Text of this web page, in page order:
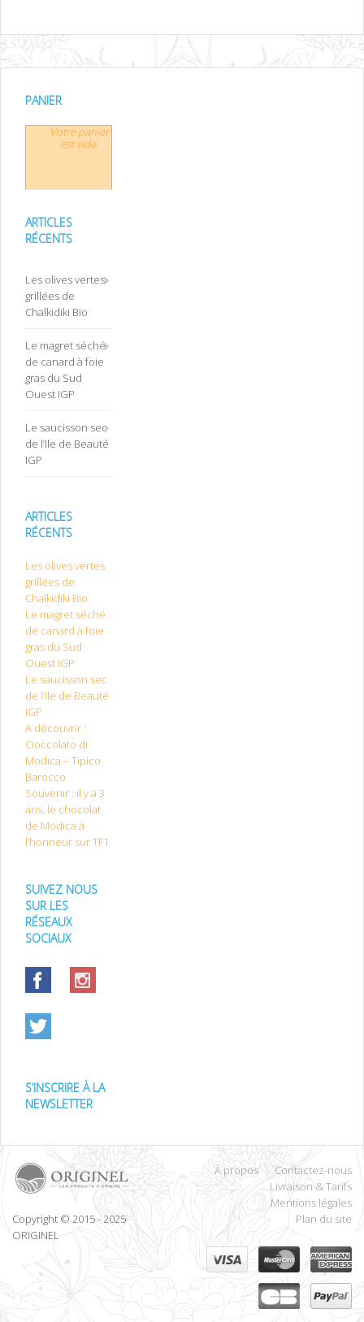
PANIER
Votre panier
est vide.
ARTICLES
RÉCENTS
Les olives vertes
grillées de
Chalkidiki Bio
Le magret séché
de canard à foie
gras du Sud
Ouest IGP
Le saucisson sec
de l’Ile de Beauté
IGP
ARTICLES
RÉCENTS
Les olives vertes
grillées de
Chalkidiki Bio
Le magret séché
de canard à foie
gras du Sud
Ouest IGP
Le saucisson sec
de l’Ile de Beauté
IGP
A découvrir :
Cioccolato di
Modica – Tipico
Barocco
Souvenir : il y a 3
ans, le chocolat
de Modica à
l’honneur sur TF1
SUIVEZ NOUS
SUR LES
RÉSEAUX
SOCIAUX
S’INSCRIRE À LA
NEWSLETTER
Copyright © 2015 - 2025
ORIGINEL
À propos
Contactez-nous
Livraison & Tarifs
Mentions légales
Plan du site